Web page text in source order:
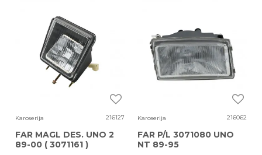
Karoserija 216127
FAR MAGL DES. UNO 2
89-00 ( 3071161 )
Karoserija 216062
FAR P/L 3071080 UNO
NT 89-95